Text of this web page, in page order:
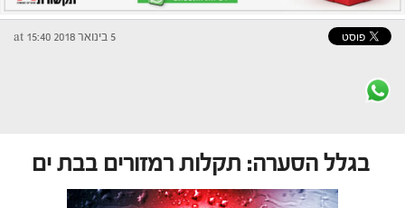
5 בינואר 2018 at 15:40
בגלל הסערה: תקלות רמזורים בבת ים